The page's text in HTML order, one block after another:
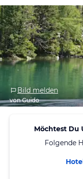
Bild melden
von Guido
Möchtest Du
Folgende